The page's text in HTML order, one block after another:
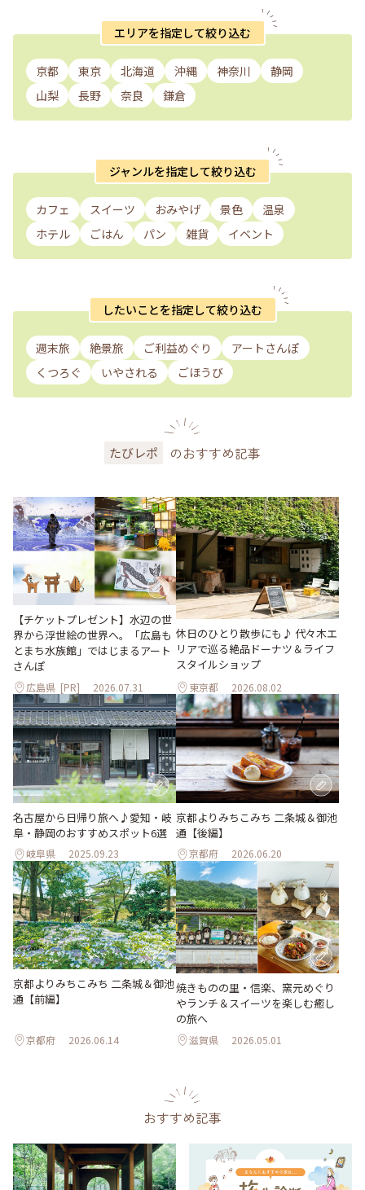
エリアを指定して絞り込む
京都 東京 北海道 沖縄 神奈川
静岡
山梨
長野 奈良 鎌倉
ジャンルを指定して絞り込む
カフェ スイーツ おみやげ 景色
温泉
ホテル
ごはん パン 雑貨 イベント
したいことを指定して絞り込む
週末旅 絶景旅 ご利益めぐり
アートさんぽ
くつろぐ
いやされる ごほうび
たびレポ のおすすめ記事
【チケットプレゼント】水辺の世
界から浮世絵の世界へ。「広島も
とまち水族館」ではじまるアート
さんぽ
広島県 [PR] 2026.07.31
休日のひとり散歩にも♪ 代々木エ
リアで巡る絶品ドーナツ＆ライフ
スタイルショップ
東京都 2026.08.02
名古屋から日帰り旅へ♪愛知・岐
阜・静岡のおすすめスポット6選
岐阜県 2025.09.23
京都よりみちこみち 二条城＆御池
通【後編】
京都府 2026.06.20
京都よりみちこみち 二条城＆御池
通【前編】
京都府 2026.06.14
焼きものの里・信楽、窯元めぐり
やランチ＆スイーツを楽しむ癒し
の旅へ
滋賀県 2026.05.01
おすすめ記事